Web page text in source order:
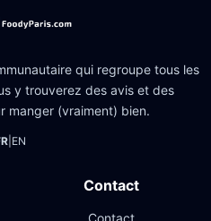
qui regroupe tous les
y trouverez des avis et des
manger (vraiment) bien.
| EN
Contact
Contact